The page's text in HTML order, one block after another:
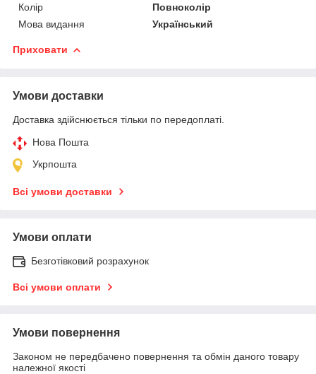
Колір
Повноколір
Мова видання
Український
Приховати
Умови доставки
Доставка здійснюється тільки по передоплаті.
Нова Пошта
Укрпошта
Всі умови доставки
Умови оплати
Безготівковий розрахунок
Всі умови оплати
Умови повернення
Законом не передбачено повернення та обмін даного товару
належної якості